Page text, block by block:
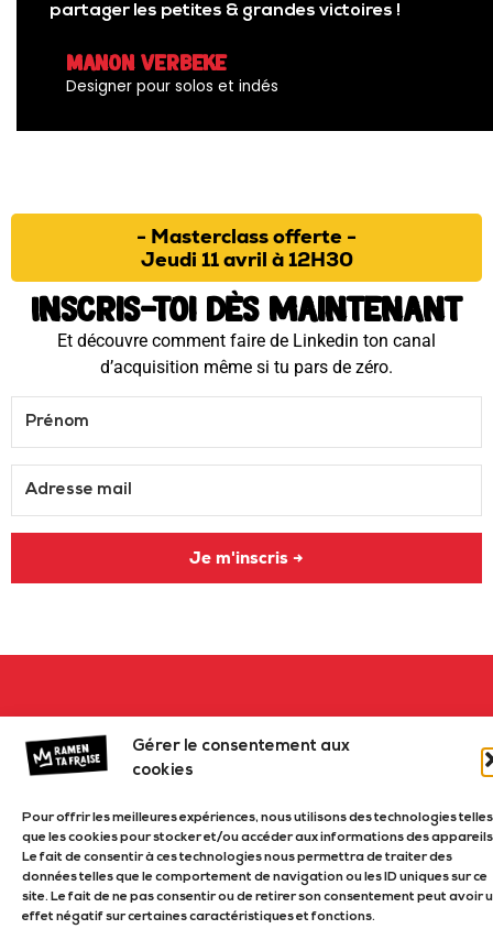
Gérer le consentement aux
cookies
Pour offrir les meilleures expériences, nous utilisons des technologies telles
que les cookies pour stocker et/ou accéder aux informations des
Le fait de consentir à ces technologies nous permettra de traiter des
données telles que le comportement de navigation ou les ID uniques sur ce
site. Le fait de ne pas consentir ou de retirer son consentement peut avoir
effet négatif sur certaines caractéristiques et fonctions.
partager les petites & grandes victoires !
Manon Verbeke
Designer pour solos et indés
- Masterclass offerte -
Jeudi 11 avril à 12H30
Inscris-toi dès maintenant
Et découvre comment faire de Linkedin ton canal
d’acquisition même si tu pars de zéro.
Je m'inscris →